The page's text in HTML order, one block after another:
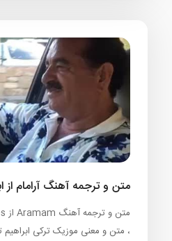
متن و ترجمه آهنگ آرامام از
، متن و معنی موزیک ترکی ابراهیم